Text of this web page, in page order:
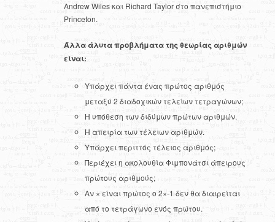
Andrew Wiles και Richard Taylor στο πανεπιστήμιο
Princeton.
Άλλα άλυτα προβλήματα της θεωρίας αριθμών
είναι:
Υπάρχει πάντα ένας πρώτος αριθμός
μεταξύ 2 διαδοχικών τελείων τετραγώνων;
H υπόθεση των διδύμων πρώτων αριθμών.
Η απειρία των τέλειων αριθμών.
Υπάρχει περιττός τέλειος αριθμός;
Περιέχει η ακολουθία Φιμπονάτσι άπειρους
πρώτους αριθμούς;
Αν × είναι πρώτος ο 2×-1 δεν θα διαιρείται
από το τετράγωνο ενός πρώτου.